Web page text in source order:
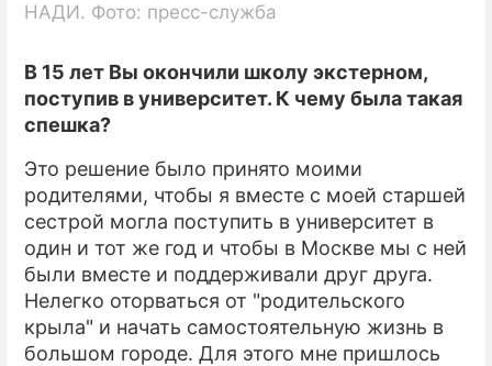
НАДИ. Фото: пресс-служба
В 15 лет Вы окончили школу экстерном,
поступив в университет. К чему была такая
спешка?
Это решение было принято моими
родителями, чтобы я вместе с моей старшей
сестрой могла поступить в университет в
один и тот же год и чтобы в Москве мы с ней
были вместе и поддерживали друг друга.
Нелегко оторваться от "родительского
крыла" и начать самостоятельную жизнь в
большом городе. Для этого мне пришлось